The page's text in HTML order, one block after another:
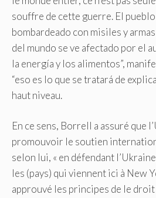
souffre de cette guerre. El
bombardeado con misiles y
del mundo se ve afectado por el
la energía y los alimentos”,
“eso es lo que se tratará de
haut niveau.
En ce sens, Borrell a assuré que
promouvoir le soutien
selon lui, « en défendant
les (pays) qui viennent ici à New
approuvé les principes de le